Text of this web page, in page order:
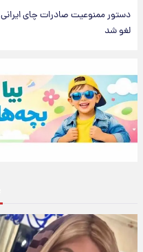
دستور ممنوعیت صادرات چای ایرانی
لغو شد